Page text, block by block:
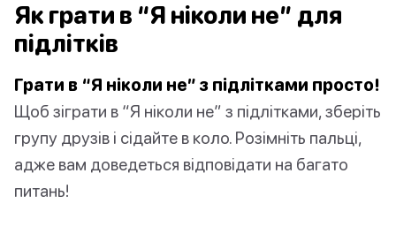
Як грати в “Я ніколи не” для
підлітків
Грати в “Я ніколи не” з підлітками просто!
Щоб зіграти в “Я ніколи не” з підлітками, зберіть
групу друзів і сідайте в коло. Розімніть пальці,
адже вам доведеться відповідати на багато
питань!